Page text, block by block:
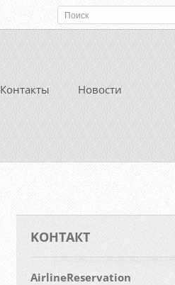
Контакты Новости
KOНТАКТ
AirlineReservation